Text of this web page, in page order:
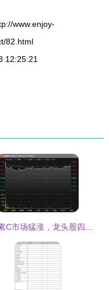
www.enjoy-
82.html
12:25:21